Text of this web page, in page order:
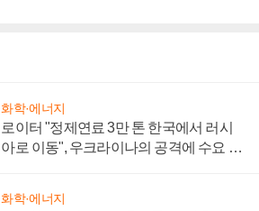
화학·에너지
로이터 "정제연료 3만 톤 한국에서 러시
아로 이동", 우크라이나의 공격에 수요 늘
화학·에너지